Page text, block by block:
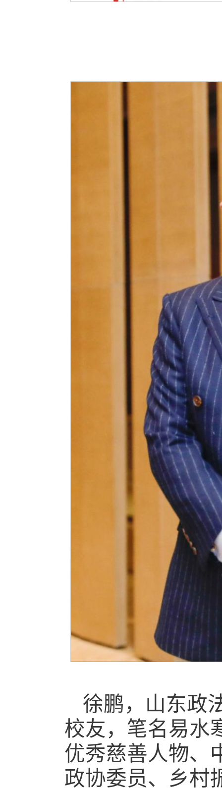
徐鹏，山东政
校友，笔名易水
优秀慈善人物、
政协委员、乡村